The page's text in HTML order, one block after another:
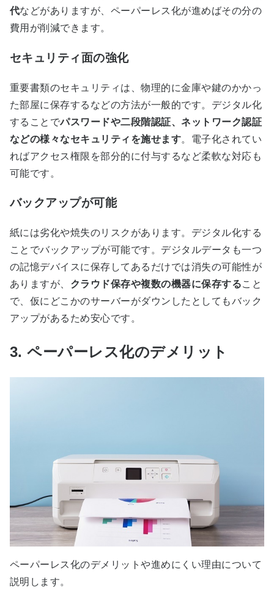
代などがありますが、ペーパーレス化が進めばその分の
費用が削減できます。
セキュリティ面の強化
重要書類のセキュリティは、物理的に金庫や鍵のかかっ
た部屋に保存するなどの方法が一般的です。デジタル化
することでパスワードや二段階認証、ネットワーク認証
などの様々なセキュリティを施せます。電子化されてい
ればアクセス権限を部分的に付与するなど柔軟な対応も
可能です。
バックアップが可能
紙には劣化や焼失のリスクがあります。デジタル化する
ことでバックアップが可能です。デジタルデータも一つ
の記憶デバイスに保存してあるだけでは消失の可能性が
ありますが、 クラウド保存や複数の機器に保存すること
で、仮にどこかのサーバーがダウンしたとしてもバック
アップがあるため安心です。
3. ペーパーレス化のデメリット
ペーパーレス化のデメリットや進めにくい理由について
説明します。